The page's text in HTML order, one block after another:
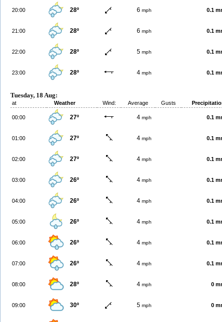
20:00 28º 6 mph 0.1
21:00 28º 6 mph 0.1
22:00 28º 5 mph 0.1
23:00 28º 4 mph 0.1
Tuesday, 18 Aug:
at Weather Wind: Average Gusts
00:00 27º 4 mph 0.1
01:00 27º 4 mph 0.1
02:00 27º 4 mph 0.1
03:00 26º 4 mph 0.1
04:00 26º 4 mph 0.1
05:00 26º 4 mph 0.1
06:00 26º 4 mph 0.1
07:00 26º 4 mph 0.1
08:00 28º 4 mph 0
09:00 30º 5 mph 0